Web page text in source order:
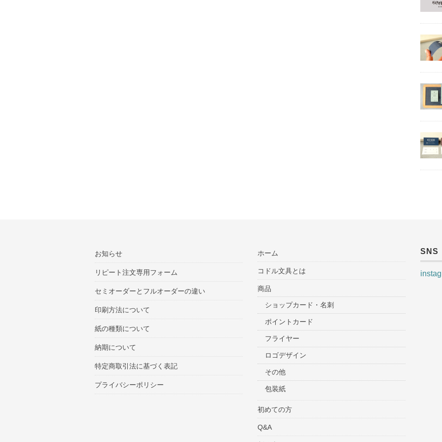
お知らせ
リピート注文専用フォーム
セミオーダーとフルオーダーの違い
印刷方法について
紙の種類について
納期について
特定商取引法に基づく表記
プライバシーポリシー
ホーム
コドル文具とは
商品
ショップカード・名刺
ポイントカード
フライヤー
ロゴデザイン
その他
包装紙
初めての方
Q&A
SNS